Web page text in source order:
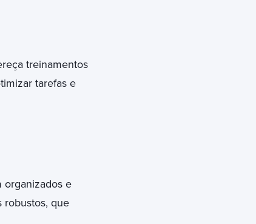
treinamentos
tarefas e
organizados e
robustos, que